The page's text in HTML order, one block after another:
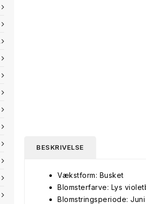
BESKRIVELSE
Vækstform: Busket
Blomsterfarve: Lys
Blomstringsperiode: